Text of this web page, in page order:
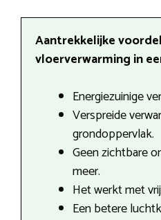
Aantrekkelijke
vloerverwarming in
Energiezuinige
Verspreide
grondoppervlak.
Geen zichtbare
meer.
Het werkt met
Een betere